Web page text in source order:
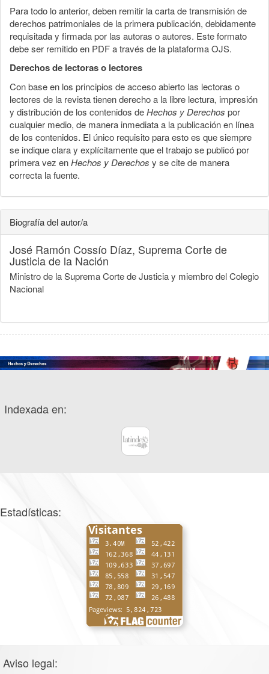
Para todo lo anterior, deben remitir la carta de transmisión de
derechos patrimoniales de la primera publicación, debidamente
requisitada y firmada por las autoras o autores. Este formato
debe ser remitido en PDF a través de la plataforma OJS.
Derechos de lectoras o lectores
Con base en los principios de acceso abierto las lectoras o
lectores de la revista tienen derecho a la libre lectura, impresión
y distribución de los contenidos deHechos y Derechos por
cualquier medio, de manera inmediata a la publicación en línea
de los contenidos. El único requisito para esto es que siempre
se indique clara y explícitamente que el trabajo se publicó por
primera vez enHechos y Derechos y se cite de manera
correcta la fuente.
Biografía del autor/a
José Ramón Cossío Díaz, Suprema Corte de
Justicia de la Nación
Ministro de la Suprema Corte de Justicia y miembro del Colegio
Nacional
Indexada en:
Estadísticas:
Aviso legal: